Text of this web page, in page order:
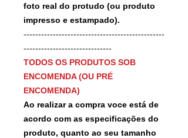
foto real do protudo (ou produto
impresso e estampado).
------------------------------------------------
------------------------------
TODOS OS PRODUTOS SOB
ENCOMENDA (OU PRÉ
ENCOMENDA)
Ao realizar a compra voce está de
acordo com as especificações do
produto, quanto ao seu tamanho